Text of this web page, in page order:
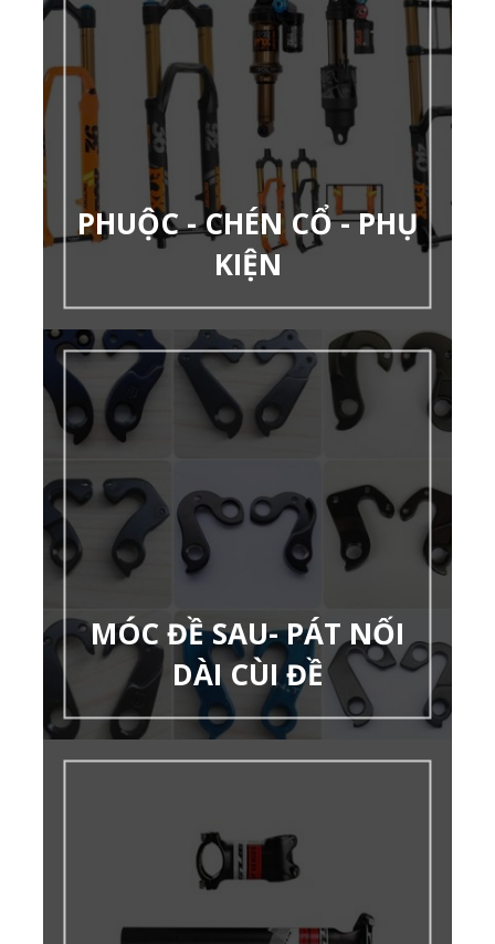
PHUỘC - CHÉN CỔ - PHỤ
KIỆN
MÓC ĐỀ SAU- PÁT NỐI
DÀI CÙI ĐỀ